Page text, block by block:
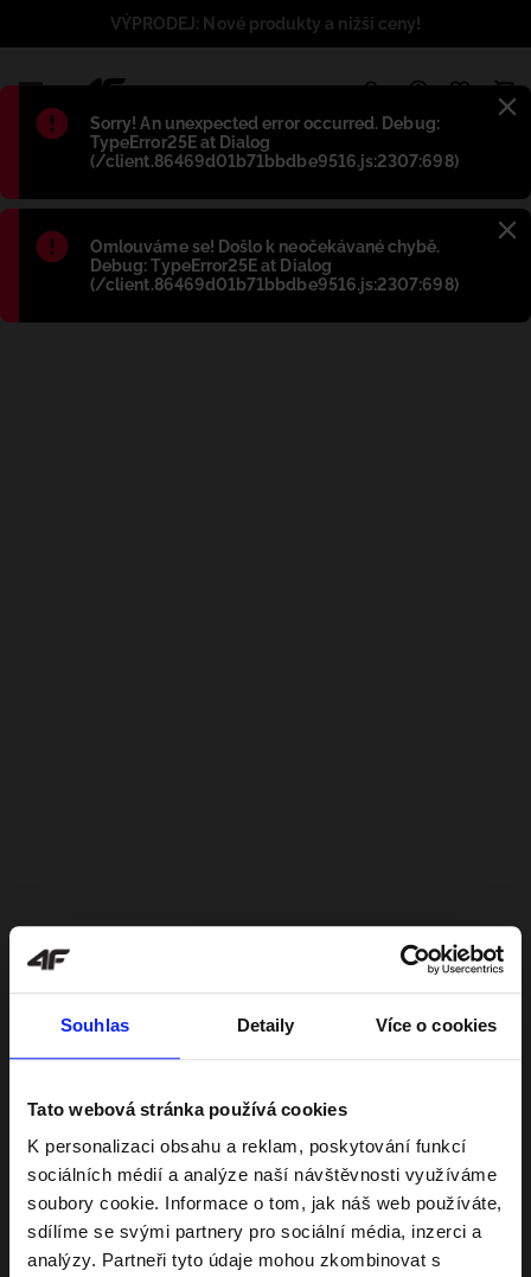
Souhlas Detaily Více o cookies
Tato webová stránka používá cookies
K personalizaci obsahu a reklam, poskytování funkcí
sociálních médií a analýze naší návštěvnosti využíváme
soubory cookie. Informace o tom, jak náš web používáte,
sdílíme se svými partnery pro sociální média, inzerci a
analýzy. Partneři tyto údaje mohou zkombinovat s
Błąd:
Sorry! An unexpected error occurred. Debug:
TypeError25E at Dialog
(/client.86469d01b71bbdbe9516.js:2307:698)
Błąd:
Omlouváme se! Došlo k neočekávané chybě.
Debug: TypeError25E at Dialog
(/client.86469d01b71bbdbe9516.js:2307:698)
VÝPRODEJ: Nové produkty a nižší ceny!